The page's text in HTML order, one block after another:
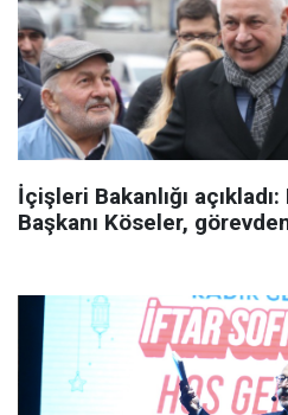
İçişleri Bakanlığı
Başkanı Köseler,